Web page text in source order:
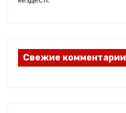
Свежие комментарии